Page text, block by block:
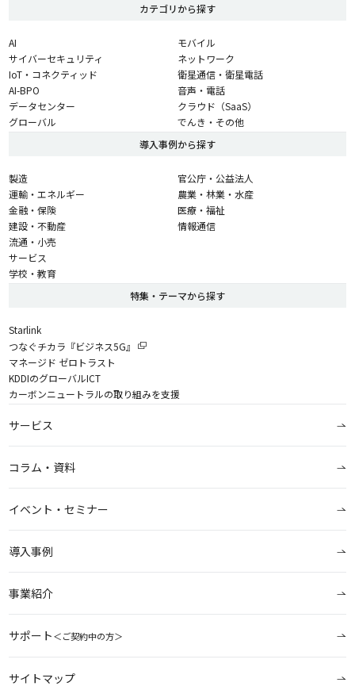
カテゴリから探す
AI
サイバーセキュリティ
IoT・コネクティッド
AI-BPO
データセンター
グローバル
モバイル
ネットワーク
衛星通信・衛星電話
音声・電話
クラウド（SaaS）
でんき・その他
導入事例から探す
製造
運輸・エネルギー
金融・保険
建設・不動産
流通・小売
サービス
学校・教育
官公庁・公益法人
農業・林業・水産
医療・福祉
情報通信
特集・テーマから探す
Starlink
つなぐチカラ『ビジネス5G』
マネージド ゼロトラスト
KDDIのグローバルICT
カーボンニュートラルの取り組みを支援
サービス
コラム・資料
イベント・セミナー
導入事例
事業紹介
サポート＜ご契約中の方＞
サイトマップ